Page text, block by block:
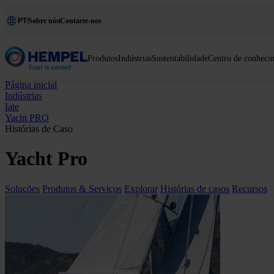
PT Sobre nósContacte-nos
ProdutosIndústriasSustentabilidadeCentro de
Página inicial
Indústrias
Iate
Yacht PRO
Histórias de Caso
Yacht Pro
Soluções Produtos & Serviços Explorar Histórias de casos Recursos